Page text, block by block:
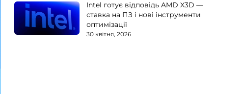
Intel готує відповідь AMD X3D —
ставка на ПЗ і нові інструменти
оптимізації
30 квітня, 2026